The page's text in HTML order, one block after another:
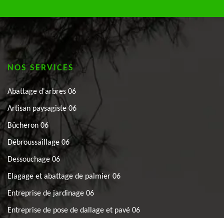
NOS SERVICES
Abattage d'arbres 06
Artisan paysagiste 06
Bûcheron 06
Débroussaillage 06
Dessouchage 06
Elagage et abattage de palmier 06
Entreprise de jardinage 06
Entreprise de pose de dallage et pavé 06